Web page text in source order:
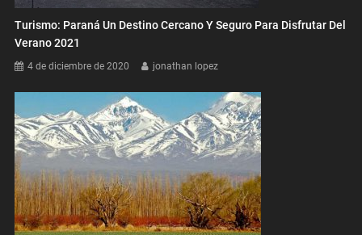
Turismo: Paraná Un Destino Cercano Y Seguro Para Disfrutar Del
Verano 2021
4 de diciembre de 2020 jonathan lopez